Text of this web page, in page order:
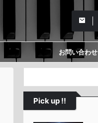
お問い合わせ
Pick up !!